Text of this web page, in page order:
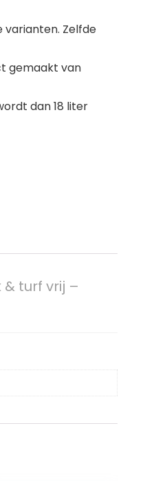
varianten. Zelfde
gemaakt van
dan 18 liter
turf vrij –